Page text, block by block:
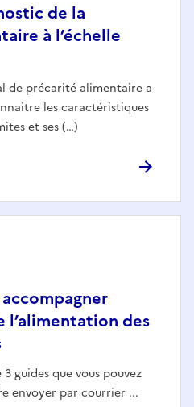
de la
à l’échelle
de précarité alimentaire a
les caractéristiques
et ses (…)
l’alimentation des
3 guides que vous pouvez
envoyer par courrier ...